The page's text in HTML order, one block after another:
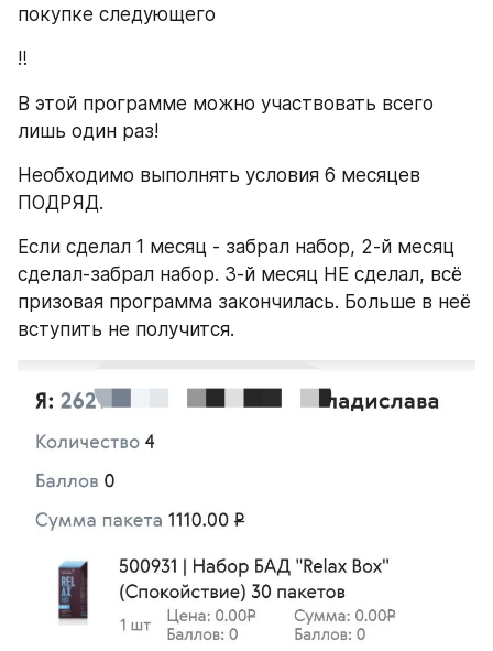
покупке следующего
‼️
В этой программе можно участвовать всего
лишь один раз!
Необходимо выполнять условия 6 месяцев
ПОДРЯД.
Если сделал 1 месяц - забрал набор, 2-й месяц
сделал-забрал набор. 3-й месяц НЕ сделал, всё
призовая программа закончилась. Больше в неё
вступить не получится.